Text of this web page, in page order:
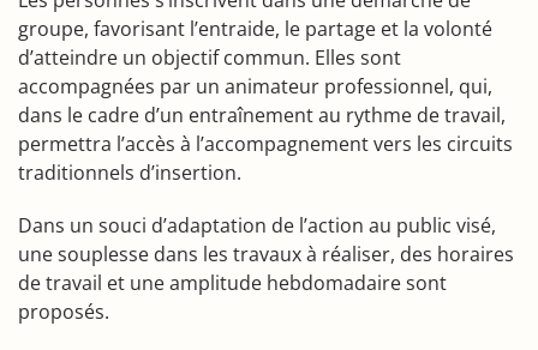
groupe, favorisant l’entraide, le partage et la volonté
d’atteindre un objectif commun. Elles sont
accompagnées par un animateur professionnel, qui,
dans le cadre d’un entraînement au rythme de travail,
permettra l’accès à l’accompagnement vers les circuits
traditionnels d’insertion.
Dans un souci d’adaptation de l’action au public visé,
une souplesse dans les travaux à réaliser, des horaires
de travail et une amplitude hebdomadaire sont
proposés.